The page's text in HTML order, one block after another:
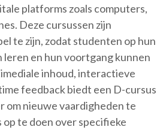
platforms zoals computers,
Deze cursussen zijn
te zijn, zodat studenten op hun
leren en hun voortgang kunnen
inhoud, interactieve
feedback biedt een D-cursus
om nieuwe vaardigheden te
te doen over specifieke